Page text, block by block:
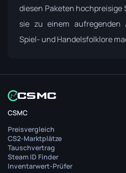
diesen Paketen hochpreisige
sie zu einem aufregenden
Spiel- und Handelsfolklore
CSMC
Preisvergleich
CS2-Marktplätze
Tauschvertrag
Steam ID Finder
Inventarwert-Prüfer